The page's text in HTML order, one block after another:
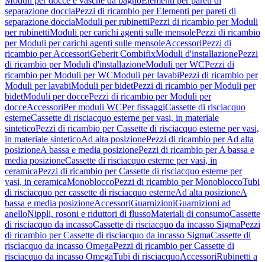
separazione docciaPezzi di ricambio per Elementi per pareti di
separazione docciaModuli per rubinettiPezzi di ricambio per Moduli
per rubinettiModuli per carichi agenti sulle mensolePezzi di ricambio
per Moduli per carichi agenti sulle mensoleAccessoriPezzi di
ricambio per AccessoriGeberit CombifixModuli d'installazionePezzi
di ricambio per Moduli d'installazioneModuli per WCPezzi di
ricambio per Moduli per WCModuli per lavabiPezzi di ricambio per
Moduli per lavabiModuli per bidetPezzi di ricambio per Moduli per
bidetModuli per doccePezzi di ricambio per Moduli per
docceAccessoriPer moduli WCPer fissaggiCassette di risciacquo
esterneCassette di risciacquo esterne per vasi, in materiale
sinteticoPezzi di ricambio per Cassette di risciacquo esterne per vasi,
in materiale sinteticoAd alta posizionePezzi di ricambio per Ad alta
posizioneA bassa e media posizionePezzi di ricambio per A bassa e
media posizioneCassette di risciacquo esterne per vasi, in
ceramicaPezzi di ricambio per Cassette di risciacquo esterne per
vasi, in ceramicaMonobloccoPezzi di ricambio per MonobloccoTubi
di risciacquo per cassette di risciacquo esterneAd alta posizioneA
bassa e media posizioneAccessoriGuarnizioniGuarnizioni ad
anelloNippli, rosoni e riduttori di flussoMateriali di consumoCassette
di risciacquo da incassoCassette di risciacquo da incasso SigmaPezzi
di ricambio per Cassette di risciacquo da incasso SigmaCassette di
risciacquo da incasso OmegaPezzi di ricambio per Cassette di
risciacquo da incasso OmegaTubi di risciacquoAccessoriRubinetti a